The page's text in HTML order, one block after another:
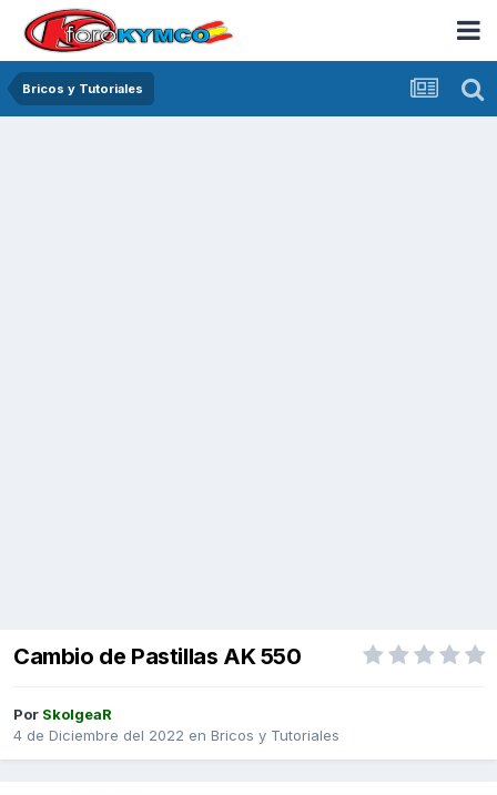
Bricos y Tutoriales
Cambio de Pastillas AK 550
Por SkolgeaR
4 de Diciembre del 2022 en Bricos y Tutoriales